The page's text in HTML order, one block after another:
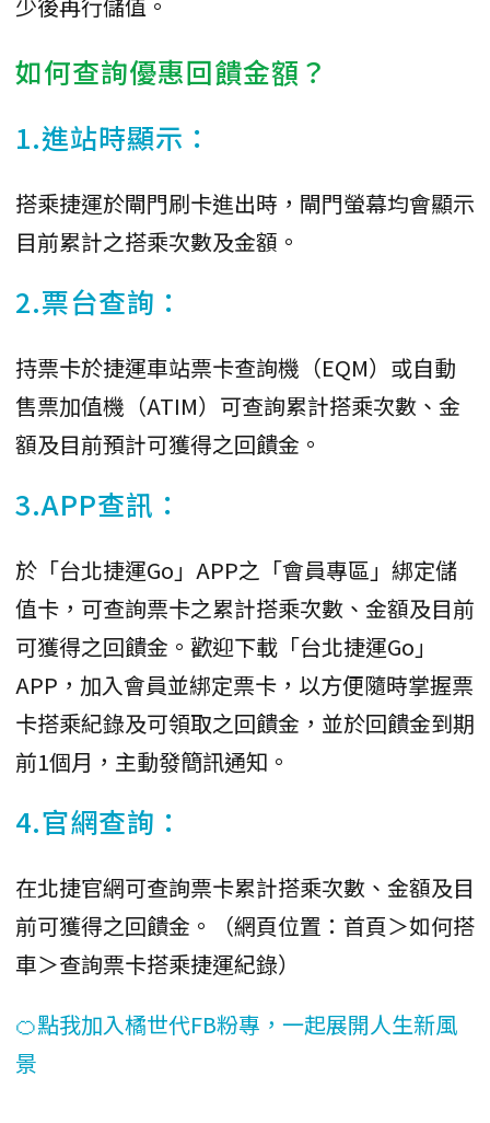
如何查詢優惠回饋金額？
1.進站時顯示：
搭乘捷運於閘門刷卡進出時，閘門螢幕均會顯示
目前累計之搭乘次數及金額。
2.票台查詢：
持票卡於捷運車站票卡查詢機（EQM）或自動
售票加值機（ATIM）可查詢累計搭乘次數、金
額及目前預計可獲得之回饋金。
3.APP查訊：
於「台北捷運Go」APP之「會員專區」綁定儲
值卡，可查詢票卡之累計搭乘次數、金額及目前
可獲得之回饋金。歡迎下載「台北捷運Go」
APP，加入會員並綁定票卡，以方便隨時掌握票
卡搭乘紀錄及可領取之回饋金，並於回饋金到期
前1個月，主動發簡訊通知。
4.官網查詢：
在北捷官網可查詢票卡累計搭乘次數、金額及目
前可獲得之回饋金。（網頁位置：首頁＞如何搭
車＞查詢票卡搭乘捷運紀錄）
🍊點我加入橘世代FB粉專，一起展開人生新風
景